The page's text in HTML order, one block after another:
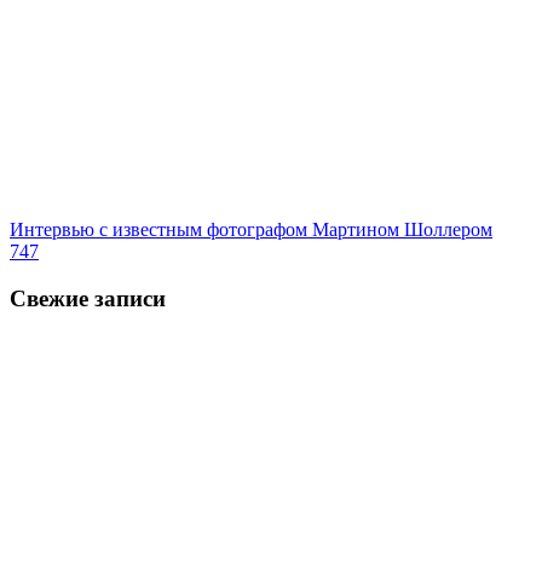
Интервью с известным фотографом Мартином Шоллером
747
Свежие записи